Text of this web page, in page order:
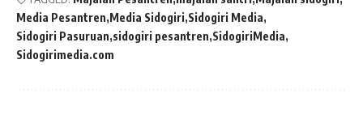
Media Pesantren Media Sidogiri Sidogiri Media
Sidogiri Pasuruan sidogiri pesantren SidogiriMedia
Sidogirimedia.com